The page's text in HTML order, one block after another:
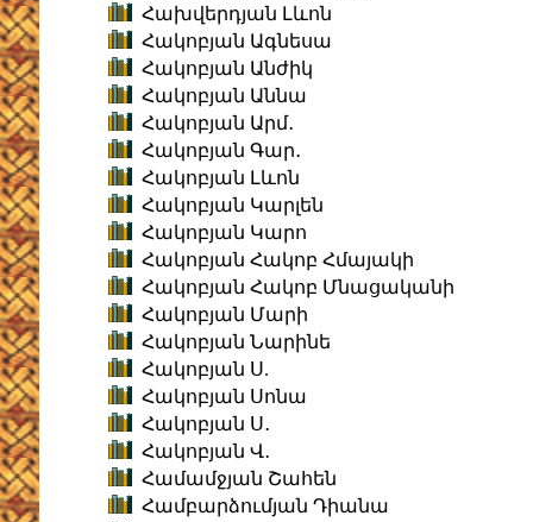
Հախվերդյան Լևոն
Հակոբյան Ագնեսա
Հակոբյան Անժիկ
Հակոբյան Աննա
Հակոբյան Արմ․
Հակոբյան Գար․
Հակոբյան Լևոն
Հակոբյան Կարլեն
Հակոբյան Կարո
Հակոբյան Հակոբ Հմայակի
Հակոբյան Հակոբ Մնացականի
Հակոբյան Մարի
Հակոբյան Նարինե
Հակոբյան Ս.
Հակոբյան Սոնա
Հակոբյան Ս․
Հակոբյան Վ․
Համամջյան Շահեն
Համբարձումյան Դիանա